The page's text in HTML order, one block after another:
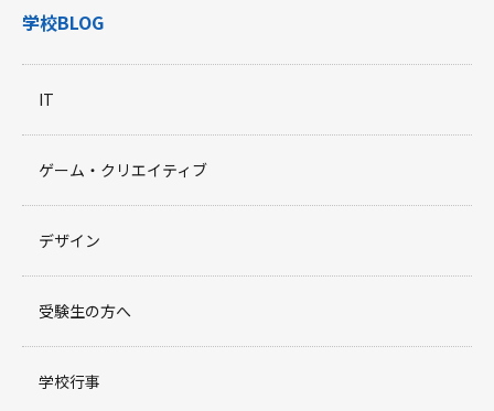
学校BLOG
IT
ゲーム・クリエイティブ
デザイン
受験生の方へ
学校行事